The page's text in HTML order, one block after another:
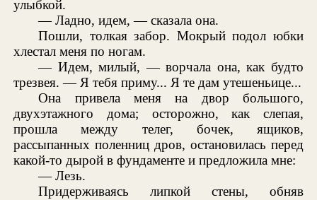
улыбкой.
— Ладно, идем, — сказала она.
Пошли, толкая забор. Мокрый подол юбки
хлестал меня по ногам.
— Идем, милый, — ворчала она, как будто
трезвея. — Я тебя приму... Я те дам утешеньице...
Она привела меня на двор большого,
двухэтажного дома; осторожно, как слепая,
прошла между телег, бочек, ящиков,
рассыпанных поленниц дров, остановилась перед
какой-то дырой в фундаменте и предложила мне:
— Лезь.
Придерживаясь липкой стены, обняв